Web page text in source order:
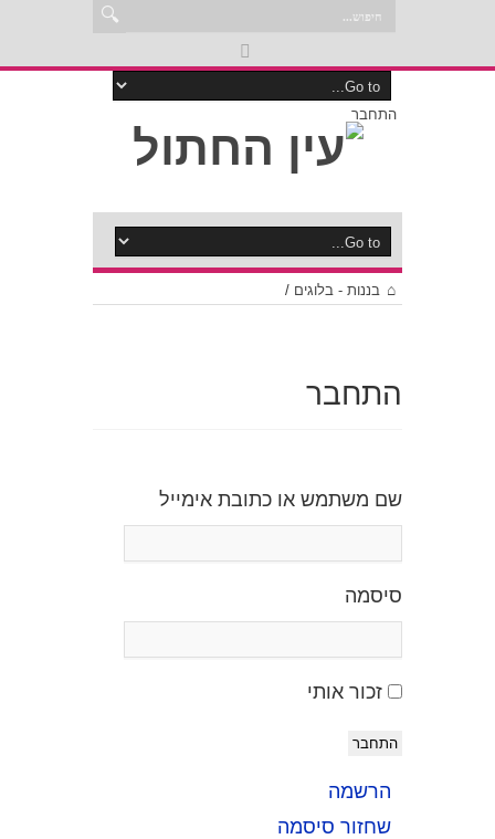
התחבר
בננות - בלוגים /
התחבר
שם משתמש או כתובת אימייל
סיסמה
זכור אותי
התחבר
הרשמה
שחזור סיסמה